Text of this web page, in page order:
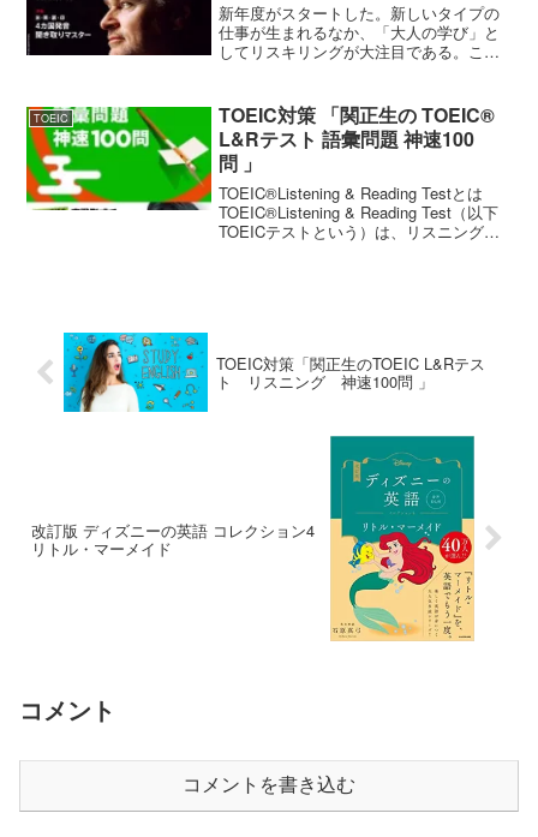
新年度がスタートした。新しいタイプの
仕事が生まれるなか、「大人の学び」と
してリスキリングが大注目である。これ
い。大切なことは、毎日続けることであ
る。そのためには、最良の...
TOEIC
TOEIC対策 「関正生の TOEIC®
L&Rテスト 語彙問題 神速100
問 」
TOEIC®Listening & Reading Testとは
TOEIC®Listening & Reading Test（以下
TOEICテストという）は、リスニング
TOEIC対策「関正生のTOEIC L&Rテス
ト リスニング 神速100問 」
改訂版 ディズニーの英語 コレクション4
リトル・マーメイド
コメント
コメントを書き込む